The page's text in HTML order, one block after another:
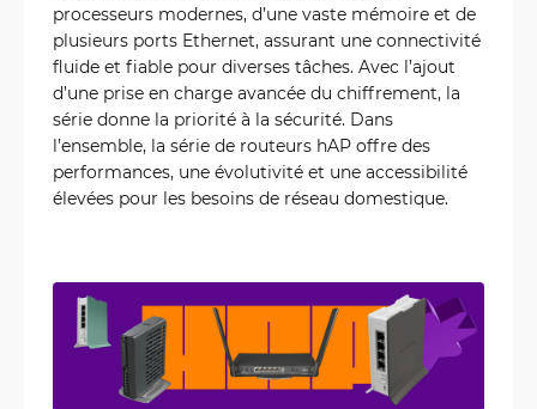
processeurs modernes, d’une vaste mémoire et de
plusieurs ports Ethernet, assurant une connectivité
fluide et fiable pour diverses tâches. Avec l’ajout
d’une prise en charge avancée du chiffrement, la
série donne la priorité à la sécurité. Dans
l’ensemble, la série de routeurs hAP offre des
performances, une évolutivité et une accessibilité
élevées pour les besoins de réseau domestique.